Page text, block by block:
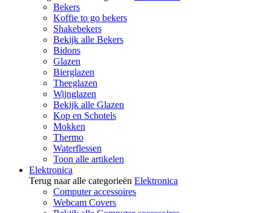
Bekers
Koffie to go bekers
Shakebekers
Bekijk alle Bekers
Bidons
Glazen
Bierglazen
Theeglazen
Wijnglazen
Bekijk alle Glazen
Kop en Schotels
Mokken
Thermo
Waterflessen
Toon alle artikelen
Elektronica
Terug naar alle categorieën Elektronica
Computer accessoires
Webcam Covers